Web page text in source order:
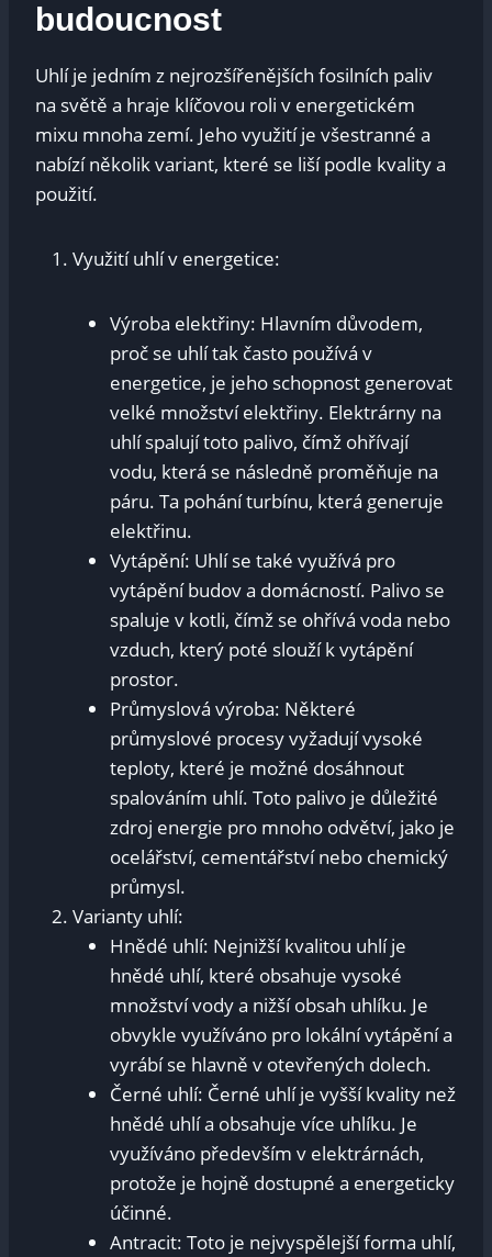
budoucnost
Uhlí je jedním z nejrozšířenějších fosilních paliv
na světě a hraje klíčovou roli v energetickém
mixu mnoha zemí. Jeho využití je všestranné a
nabízí několik variant, které se liší podle kvality a
použití.
Využití uhlí v energetice:
Výroba elektřiny: Hlavním důvodem,
proč se uhlí tak často používá v
energetice, je jeho schopnost generovat
velké množství elektřiny. Elektrárny na
uhlí spalují toto palivo, čímž ohřívají
vodu, která se následně proměňuje na
páru. Ta pohání turbínu, která generuje
elektřinu.
Vytápění: Uhlí se také využívá pro
vytápění budov a domácností. Palivo se
spaluje v kotli, čímž se ohřívá voda nebo
vzduch, který poté slouží k vytápění
prostor.
Průmyslová výroba: Některé
průmyslové procesy vyžadují vysoké
teploty, které je možné dosáhnout
spalováním uhlí. Toto palivo je důležité
zdroj energie pro mnoho odvětví, jako je
ocelářství, cementářství nebo chemický
průmysl.
Varianty uhlí:
Hnědé uhlí: Nejnižší kvalitou uhlí je
hnědé uhlí, které obsahuje vysoké
množství vody a nižší obsah uhlíku. Je
obvykle využíváno pro lokální vytápění a
vyrábí se hlavně v otevřených dolech.
Černé uhlí: Černé uhlí je vyšší kvality než
hnědé uhlí a obsahuje více uhlíku. Je
využíváno především v elektrárnách,
protože je hojně dostupné a energeticky
účinné.
Antracit: Toto je nejvyspělejší forma uhlí,